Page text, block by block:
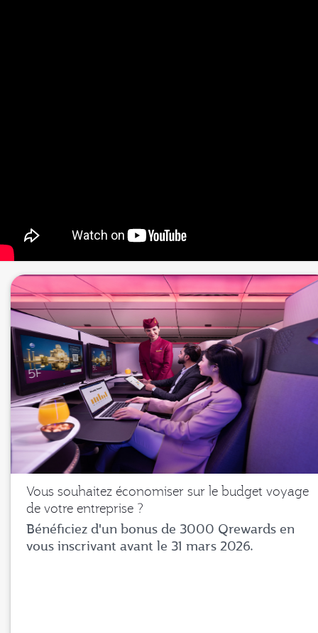
Vous souhaitez économiser sur le budget voyage
de votre entreprise ?
Bénéficiez d'un bonus de 3000 Qrewards en
vous inscrivant avant le 31 mars 2026.